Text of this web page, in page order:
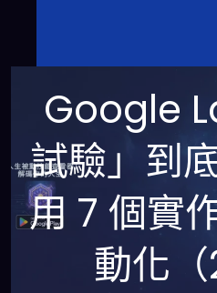
Google
試驗」到
用 7 個實
動化